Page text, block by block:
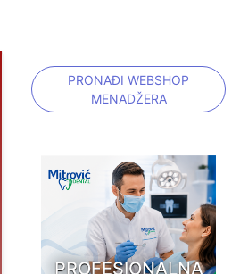
PRONAĐI WEBSHOP
MENADŽERA
PROFESIONALNA